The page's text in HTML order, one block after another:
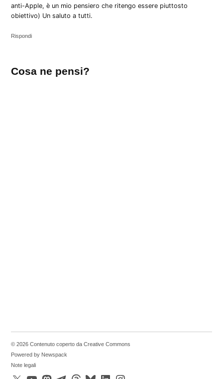
anti-Apple, è un mio pensiero che ritengo essere piuttosto
obiettivo) Un saluto a tutti.
Rispondi
un
Cosa ne pensi?
© 2026 Contenuto coperto da Creative Commons
Powered by Newspack
Note legali
X
YouTubeMastodonTelegramThreadsBlueskyLinkedInInstagram